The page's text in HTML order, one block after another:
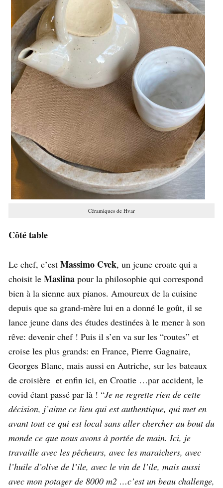
Céramiques de Hvar
Côté table
Le chef, c’est Massimo Cvek, un jeune croate qui a
choisit le Maslina pour la philosophie qui correspond
bien à la sienne aux pianos. Amoureux de la cuisine
depuis que sa grand-mère lui en a donné le goût, il se
lance jeune dans des études destinées à le mener à son
rêve: devenir chef ! Puis il s’en va sur les “routes” et
croise les plus grands: en France, Pierre Gagnaire,
Georges Blanc, mais aussi en Autriche, sur les bateaux
de croisière et enfin ici, en Croatie …par accident, le
covid étant passé par là ! “Je ne regrette rien de cette
décision, j’aime ce lieu qui est authentique, qui met en
avant tout ce qui est local sans aller chercher au bout du
monde ce que nous avons à portée de main. Ici, je
travaille avec les pêcheurs, avec les maraichers, avec
l’huile d’olive de l’ile, avec le vin de l’ile, mais aussi
avec mon potager de 8000 m2 …c’est un beau challenge,